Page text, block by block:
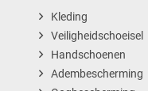
Kleding
Veiligheidschoeisel
Handschoenen
Adembescherming